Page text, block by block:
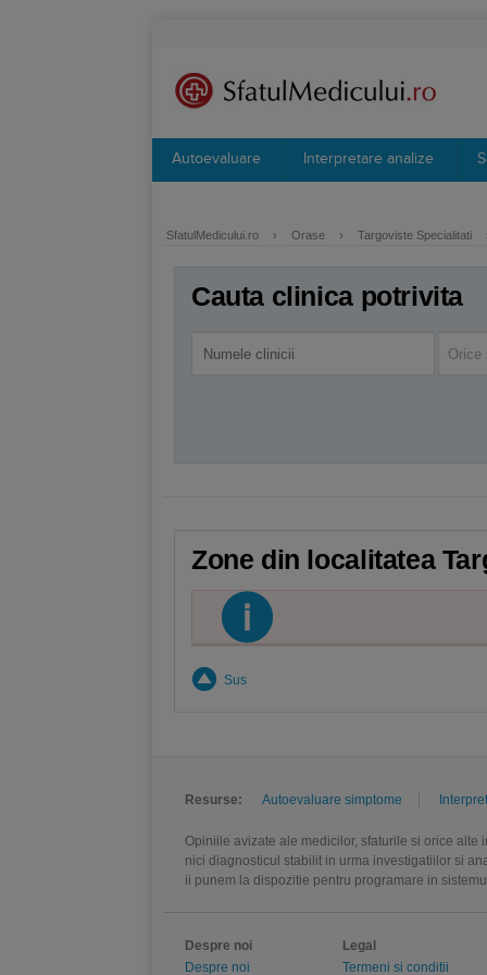
Autoevaluare Interpretare analize
SfatulMedicului.ro › Orase › Targoviste Specialitati
Cauta clinica potrivita
Orice
Zone din localitatea
Sus
Resurse: Autoevaluare simptome
Opiniile avizate ale medicilor, sfaturile si orice
nici diagnosticul stabilit in urma investigatiilor si
ii punem la dispozitie pentru programare in
Despre noi
Despre noi
Legal
Termeni si conditii